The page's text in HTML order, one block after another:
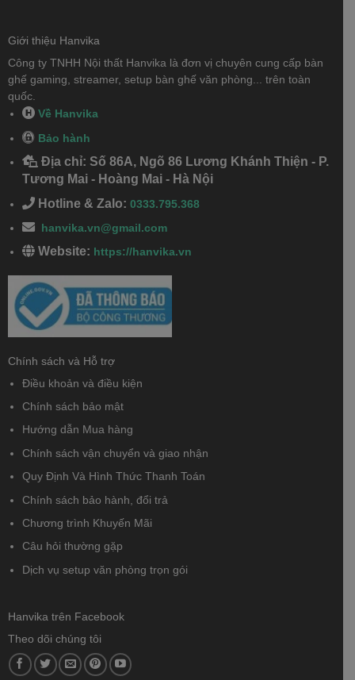
Giới thiệu Hanvika
Công ty TNHH Nội thất Hanvika là đơn vị chuyên cung cấp bàn
ghế gaming, streamer, setup bàn ghế văn phòng... trên toàn
quốc.
Về Hanvika
Bảo hành
Địa chỉ: Số 86A, Ngõ 86 Lương Khánh Thiện - P.
Tương Mai - Hoàng Mai - Hà Nội
Hotline & Zalo: 0333.795.368
hanvika.vn@gmail.com
Website: https://hanvika.vn
Chính sách và Hỗ trợ
Điều khoản và điều kiện
Chính sách bảo mật
Hướng dẫn Mua hàng
Chính sách vận chuyển và giao nhận
Quy Định Và Hình Thức Thanh Toán
Chính sách bảo hành, đổi trả
Chương trình Khuyến Mãi
Câu hỏi thường gặp
Dịch vụ setup văn phòng trọn gói
Hanvika trên Facebook
Theo dõi chúng tôi